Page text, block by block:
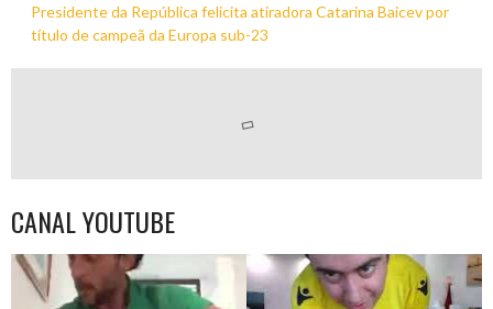
Presidente da República felicita atiradora Catarina Baicev por
título de campeã da Europa sub-23
CANAL YOUTUBE